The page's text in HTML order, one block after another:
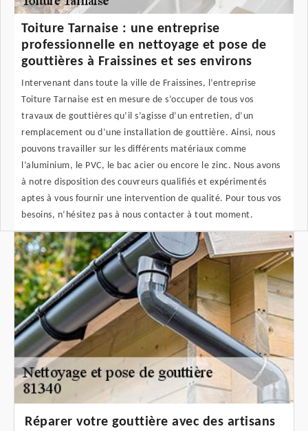
Toiture Tarnaise : une entreprise
professionnelle en nettoyage et pose de
gouttières à Fraissines et ses environs
Intervenant dans toute la ville de Fraissines, l’entreprise
Toiture Tarnaise est en mesure de s’occuper de tous vos
travaux de gouttières qu’il s’agisse d’un entretien, d’un
remplacement ou d’une installation de gouttière. Ainsi, nous
pouvons travailler sur les différents matériaux comme
l’aluminium, le PVC, le bac acier ou encore le zinc. Nous avons
à notre disposition des couvreurs qualifiés et expérimentés
aptes à vous fournir une intervention de qualité. Pour tous vos
besoins, n’hésitez pas à nous contacter à tout moment.
Réparer votre gouttière avec des artisans